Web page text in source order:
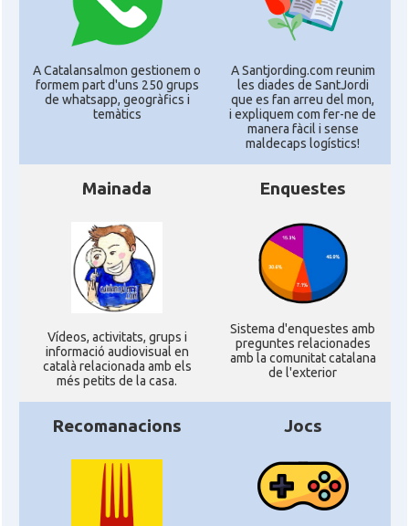
A Catalansalmon gestionem o
formem part d'uns 250 grups
de whatsapp, geogràfics i
temàtics
A Santjording.com reunim
les diades de SantJordi
que es fan arreu del mon,
i expliquem com fer-ne de
manera fàcil i sense
maldecaps logí­stics!
Mainada
Ví­deos, activitats, grups i
informació audiovisual en
català relacionada amb els
més petits de la casa.
Enquestes
Sistema d'enquestes amb
preguntes relacionades
amb la comunitat catalana
de l'exterior
Recomanacions Jocs